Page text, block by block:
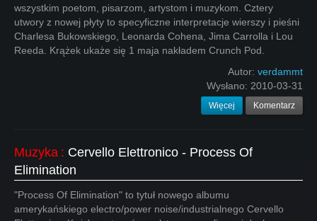
wszystkim poetom, pisarzom, artystom i muzykom. Cztery
utwory z nowej płyty to specyficzne interpretacje wierszy i pieśni
Charlesa Bukowskiego, Leonarda Cohena, Jima Carrolla i Lou
Reeda. Krążek ukaże się 1 maja nakładem Crunch Pod.
Autor: verdammt
Wysłano: 2010-03-31
Więcej Komentarz
Muzyka : Cervello Elettronico - Process Of
Elimination
"Process Of Elimination" to tytuł nowego albumu
amerykańskiego electro/power noise/industrialnego Cervello